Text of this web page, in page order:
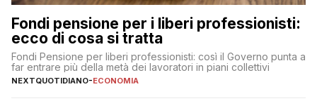
Fondi pensione per i liberi professionisti:
ecco di cosa si tratta
Fondi Pensione per liberi professionisti: così il Governo punta a
far entrare più della metà dei lavoratori in piani collettivi
NEXTQUOTIDIANO-ECONOMIA